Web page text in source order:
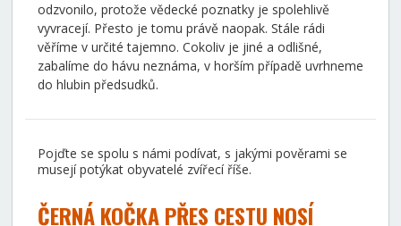
odzvonilo, protože vědecké poznatky je spolehlivě
vyvracejí. Přesto je tomu právě naopak. Stále rádi
věříme v určité tajemno. Cokoliv je jiné a odlišné,
zabalíme do hávu neznáma, v horším případě uvrhneme
do hlubin předsudků.
Pojďte se spolu s námi podívat, s jakými pověrami se
musejí potýkat obyvatelé zvířecí říše.
ČERNÁ KOČKA PŘES CESTU NOSÍ